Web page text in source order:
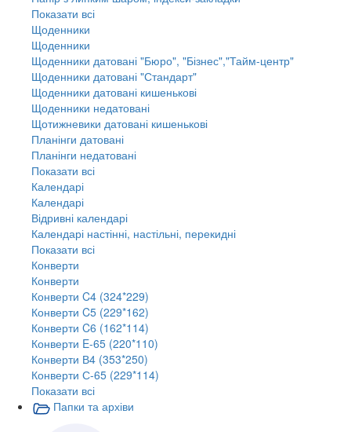
Показати всі
Щоденники
Щоденники
Щоденники датовані "Бюро", "Бізнес","Тайм-центр"
Щоденники датовані "Стандарт"
Щоденники датовані кишенькові
Щоденники недатовані
Щотижневики датовані кишенькові
Планінги датовані
Планінги недатовані
Показати всі
Календарі
Календарі
Відривні календарі
Календарі настінні, настільні, перекидні
Показати всі
Конверти
Конверти
Конверти C4 (324*229)
Конверти C5 (229*162)
Конверти C6 (162*114)
Конверти E-65 (220*110)
Конверти В4 (353*250)
Конверти С-65 (229*114)
Показати всі
Папки та архіви